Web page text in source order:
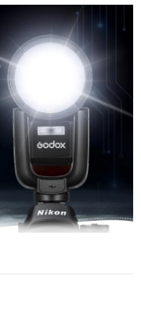
số kỹ thuật nổi